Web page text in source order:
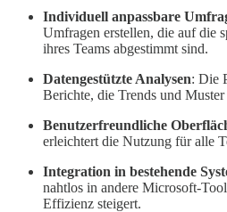
Individuell anpassbare
Umfragen erstellen, die auf die
ihres Teams abgestimmt sind.
Datengestützte Analysen: Die
Berichte, die Trends und
Benutzerfreundliche
erleichtert die Nutzung für alle
Integration in bestehende
nahtlos in andere Microsoft-
Effizienz steigert.